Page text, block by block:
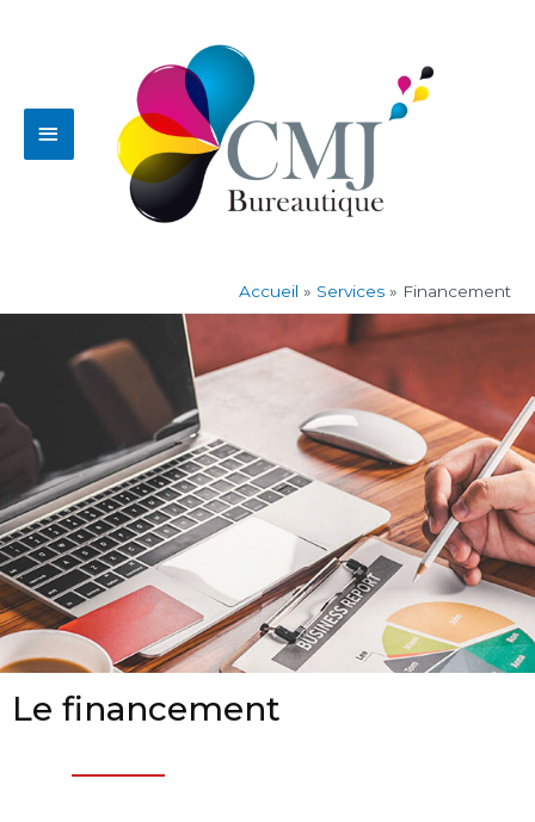
Accueil Services Financement
Le financement